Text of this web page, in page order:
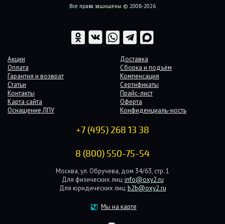
Все права защищены © 2008-2026
Акции
Доставка
Оплата
Сборка и подъём
Гарантия и возврат
Компенсация
Статьи
Сертификаты
Контакты
Прайс-лист
Карта сайта
Оферта
Оснащение ЛПУ
Конфиденциаль-ность
+7 (495) 268 13 38
8 (800) 550-75-54
Москва, ул. Обручева, дом 34/63, стр. 1
Для физических лиц: info@oxy2.ru
Для юридических лиц: b2b@oxy2.ru
Мы на карте